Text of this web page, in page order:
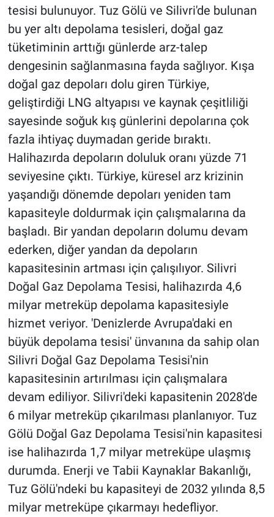
tesisi bulunuyor. Tuz Gölü ve Silivri'de bulunan
bu yer altı depolama tesisleri, doğal gaz
tüketiminin arttığı günlerde arz-talep
dengesinin sağlanmasına fayda sağlıyor. Kışa
doğal gaz depoları dolu giren Türkiye,
geliştirdiği LNG altyapısı ve kaynak çeşitliliği
sayesinde soğuk kış günlerini depolarına çok
fazla ihtiyaç duymadan geride bıraktı.
Halihazırda depoların doluluk oranı yüzde 71
seviyesine çıktı. Türkiye, küresel arz krizinin
yaşandığı dönemde depoları yeniden tam
kapasiteyle doldurmak için çalışmalarına da
başladı. Bir yandan depoların dolumu devam
ederken, diğer yandan da depoların
kapasitesinin artması için çalışılıyor. Silivri
Doğal Gaz Depolama Tesisi, halihazırda 4,6
milyar metreküp depolama kapasitesiyle
hizmet veriyor. 'Denizlerde Avrupa'daki en
büyük depolama tesisi' ünvanına da sahip olan
Silivri Doğal Gaz Depolama Tesisi'nin
kapasitesinin artırılması için çalışmalara
devam ediliyor. Silivri'deki kapasitenin 2028'de
6 milyar metreküp çıkarılması planlanıyor. Tuz
Gölü Doğal Gaz Depolama Tesisi'nin kapasitesi
ise halihazırda 1,7 milyar metreküpe ulaşmış
durumda. Enerji ve Tabii Kaynaklar Bakanlığı,
Tuz Gölü'ndeki bu kapasiteyi de 2032 yılında 8,5
milyar metreküpe çıkarmayı hedefliyor.
Ne demişti
Nedir
Popüler
Programlar
Sağlık
Spor
Teknoloji
Türkiye'nin Geleceği
Türkiye'nin Gündemi
Yerel Gündem
Yerel Yaşam
Canlı Yayın